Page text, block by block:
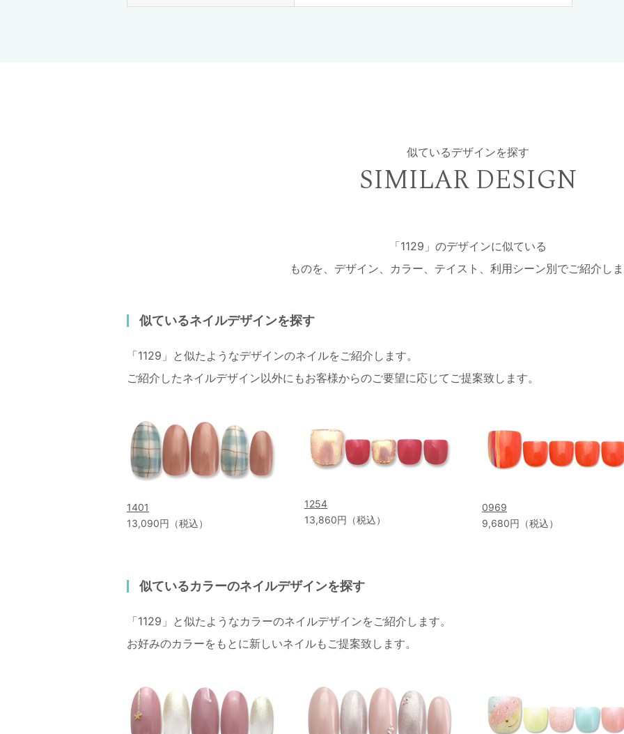
似ているデザインを探す
SIMILAR DESIGN
「1129」のデザインに似ている
ものを、デザイン、カラー、テイスト、利用シーン別でご紹介し
似ているネイルデザインを探す
「1129」と似たようなデザインのネイルをご紹介します。
ご紹介したネイルデザイン以外にもお客様からのご要望に応じてご提案致します。
1401
13,090円（税込）
1254
13,860円（税込）
0969
9,680円（税込）
似ているカラーのネイルデザインを探す
「1129」と似たようなカラーのネイルデザインをご紹介します。
お好みのカラーをもとに新しいネイルもご提案致します。